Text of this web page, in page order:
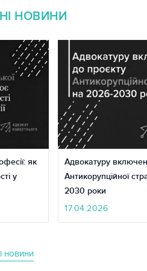
НОВИНИ
як
у
Адвокатуру
Антикорупційної
2030 роки
17.04.2026
новини